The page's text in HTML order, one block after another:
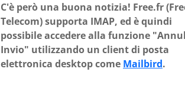
C'è però una buona notizia! Free.fr
Telecom) supporta IMAP, ed è quindi
possibile accedere alla funzione
Invio" utilizzando un client di posta
elettronica desktop come Mailbird.